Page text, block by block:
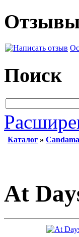
Поиск
Каталог »
At